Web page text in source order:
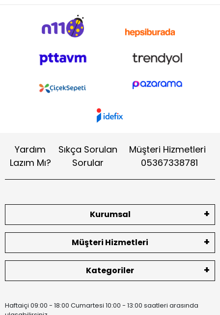
Yardım
Lazım Mı?
Sıkça Sorulan
Sorular
Müşteri Hizmetleri
05367338781
Kurumsal
Müşteri Hizmetleri
Kategoriler
Haftaiçi 09:00 - 18:00 Cumartesi 10:00 - 13:00 saatleri arasında